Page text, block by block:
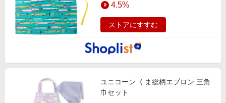
4.5%
ストアにすすむ
ユニコーン くま総柄エプロン 三角
巾セット